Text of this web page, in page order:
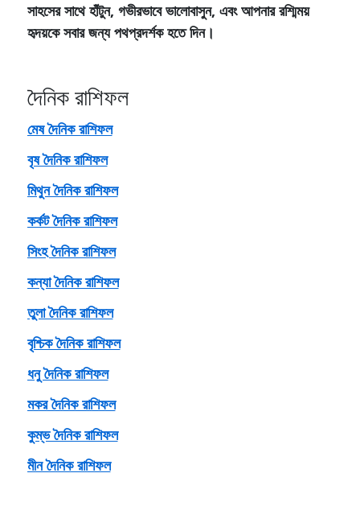
সাহসের সাথে হাঁটুন, গভীরভাবে ভালোবাসুন, এবং আপনার রশ্মিময়
হৃদয়কে সবার জন্য পথপ্রদর্শক হতে দিন।
দৈনিক রাশিফল
মেষ দৈনিক রাশিফল
বৃষ দৈনিক রাশিফল
মিথুন দৈনিক রাশিফল
কর্কট দৈনিক রাশিফল
সিংহ দৈনিক রাশিফল
কন্যা দৈনিক রাশিফল
তুলা দৈনিক রাশিফল
বৃশ্চিক দৈনিক রাশিফল
ধনু দৈনিক রাশিফল
মকর দৈনিক রাশিফল
কুম্ভ দৈনিক রাশিফল
মীন দৈনিক রাশিফল